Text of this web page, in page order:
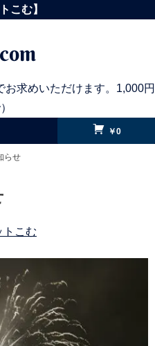
こむ】
お求めいただけます。1,000円
￥0
らせ
トこむ